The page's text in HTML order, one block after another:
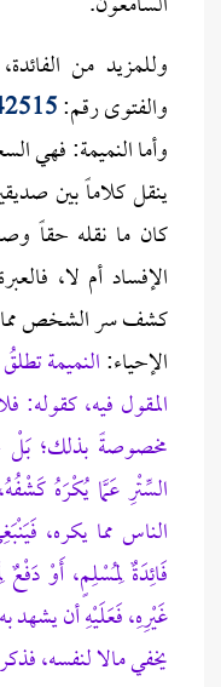
وللمزيد من
والفتوى رقم:
وأما النميمة: فهي
ينقل كلاماً بين
كان ما نقله حقاً
الإفساد أم لا،
كشف سر الشخص مما
الإحياء:النميمة
المقول فيه، كقوله:
مخصوصةً بذلك؛ بَلْ
السِّتْرِ عَمَّا يُكْرَهُ
الناس مما يكره،
فَائِدَةٌ لِمُسْلِمٍ، أَوْ
غَيْرِهِ، فَعَلَيْهِ أن يشهد
يخفي مالا لنفسه،